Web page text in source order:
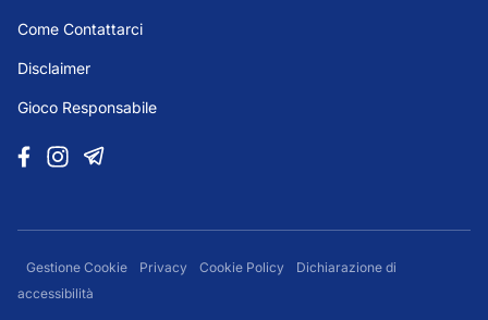
Come Contattarci
Disclaimer
Gioco Responsabile
Gestione Cookie Privacy Cookie Policy
Dichiarazione di
accessibilità